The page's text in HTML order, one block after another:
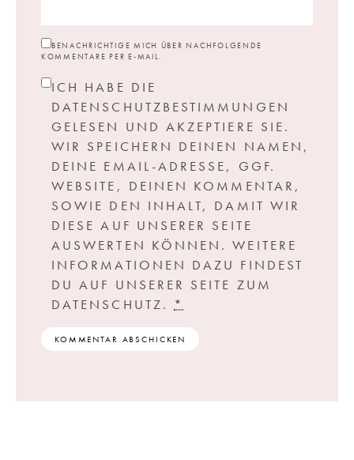
BENACHRICHTIGE MICH ÜBER NACHFOLGENDE
KOMMENTARE PER E-MAIL.
ICH HABE DIE
DATENSCHUTZBESTIMMUNGEN
GELESEN UND AKZEPTIERE SIE.
WIR SPEICHERN DEINEN NAMEN,
DEINE EMAIL-ADRESSE, GGF.
WEBSITE, DEINEN KOMMENTAR,
SOWIE DEN INHALT, DAMIT WIR
DIESE AUF UNSERER SEITE
AUSWERTEN KÖNNEN. WEITERE
INFORMATIONEN DAZU FINDEST
DU AUF UNSERER SEITE ZUM
DATENSCHUTZ.*